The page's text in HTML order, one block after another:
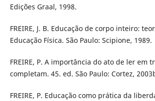
Edições Graal, 1998.
FREIRE, J. B. Educação de corpo inteiro:
Educação Física. São Paulo: Scipione, 1989.
FREIRE, P. A importância do ato de ler em
completam. 45. ed. São Paulo: Cortez,
FREIRE, P. Educação como prática da